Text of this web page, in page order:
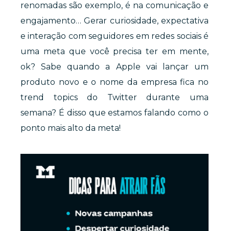
renomadas são exemplo, é na comunicação e
engajamento… Gerar curiosidade, expectativa
e interação com seguidores em redes sociais é
uma meta que você precisa ter em mente,
ok? Sabe quando a Apple vai lançar um
produto novo e o nome da empresa fica no
trend topics do Twitter durante uma
semana? É disso que estamos falando como o
ponto mais alto da meta!